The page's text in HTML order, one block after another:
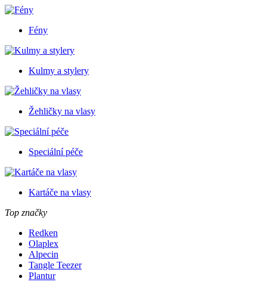
Fény
Kulmy a stylery
Žehličky na vlasy
Speciální péče
Kartáče na vlasy
Top značky
Redken
Olaplex
Alpecin
Tangle Teezer
Plantur